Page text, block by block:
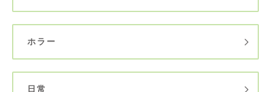
ホラー
日常